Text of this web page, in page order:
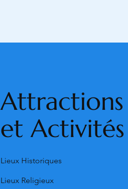
Attractions
et Activités
Lieux Historiques
Lieux Religieux